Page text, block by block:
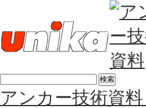
アンカー技術資